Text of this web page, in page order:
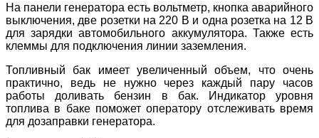
На панели генератора есть вольтметр, кнопка аварийного
выключения, две розетки на 220 В и одна розетка на 12 В
для зарядки автомобильного аккумулятора. Также есть
клеммы для подключения линии заземления.
Топливный бак имеет увеличенный объем, что очень
практично, ведь не нужно через каждый пару часов
работы доливать бензин в бак. Индикатор уровня
топлива в баке поможет оператору отслеживать время
для дозаправки генератора.